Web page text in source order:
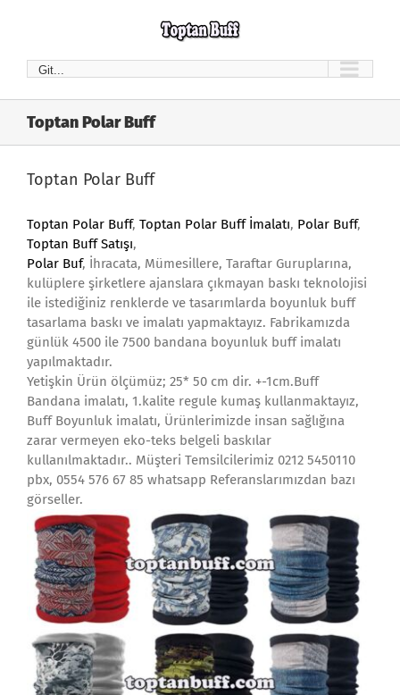
Git...
Toptan Polar Buff
Toptan Polar Buff
Toptan Polar Buff, Toptan Polar Buff İmalatı, Polar Buff,
Toptan Buff Satışı,
Polar Buf, İhracata, Mümesillere, Taraftar Guruplarına,
kulüplere şirketlere ajanslara çıkmayan baskı teknolojisi
ile istediğiniz renklerde ve tasarımlarda boyunluk buff
tasarlama baskı ve imalatı yapmaktayız. Fabrikamızda
günlük 4500 ile 7500 bandana boyunluk buff imalatı
yapılmaktadır.
Yetişkin Ürün ölçümüz; 25* 50 cm dir. +-1cm.Buff
Bandana imalatı, 1.kalite regule kumaş kullanmaktayız,
Buff Boyunluk imalatı, Ürünlerimizde insan sağlığına
zarar vermeyen eko-teks belgeli baskılar
kullanılmaktadır.. Müşteri Temsilcilerimiz 0212 5450110
pbx, 0554 576 67 85 whatsapp Referanslarımızdan bazı
görseller.